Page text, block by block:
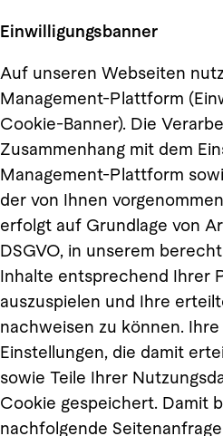
Einwilligungsbanner
Auf unseren Webseiten
Management-Plattform
Cookie-Banner). Die
Zusammenhang mit dem
Management-Plattform
der von Ihnen
erfolgt auf Grundlage von
DSGVO, in unserem
Inhalte entsprechend Ihrer
auszuspielen und Ihre
nachweisen zu können.
Einstellungen, die damit
sowie Teile Ihrer
Cookie gespeichert. Damit
nachfolgende